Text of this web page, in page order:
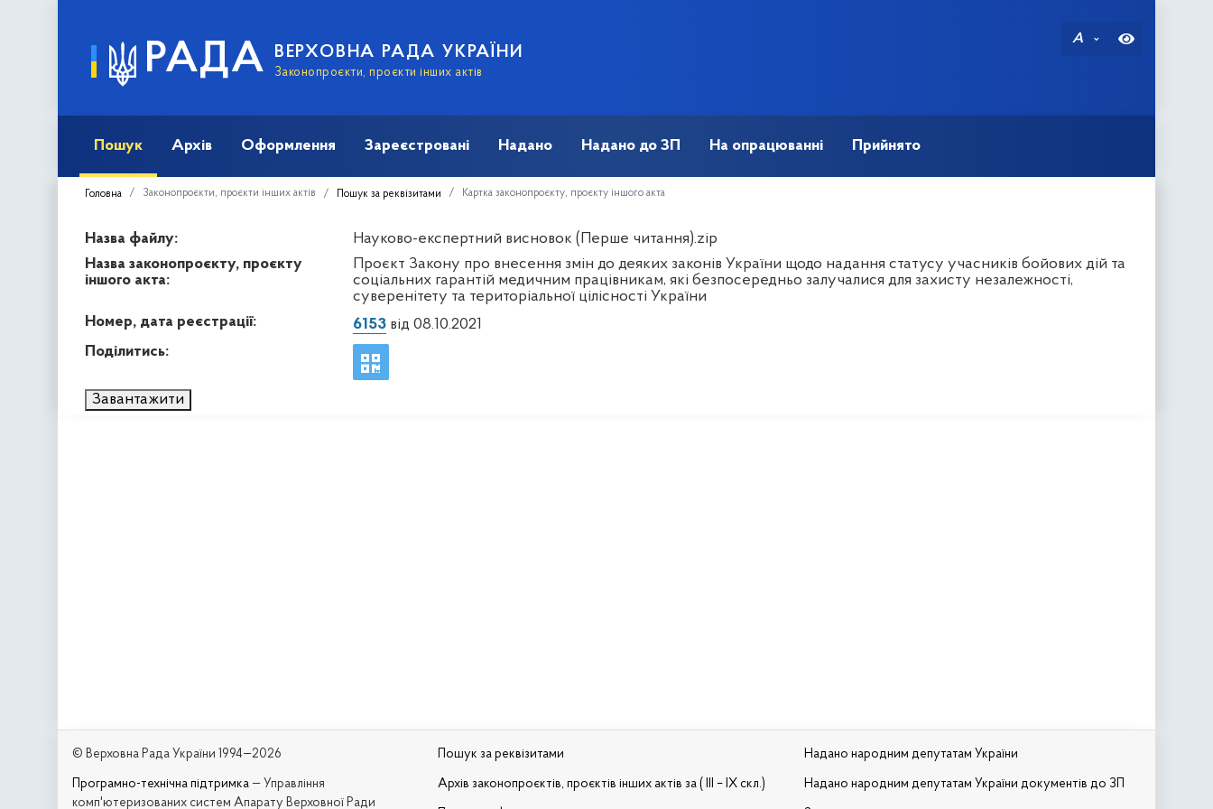
РАДА ВЕРХОВНА РАДА УКРАЇНИ
Законопроєкти, проєкти інших актів
A
Пошук Архів Оформлення Зареєстровані Надано Надано до ЗП На опрацюванні Прийнято
Головна Законопроєкти, проєкти інших актів Пошук за реквізитами Картка законопроєкту, проєкту іншого акта
Назва файлу:
Науково-експертний висновок (Перше читання).zip
Назва законопроєкту, проєкту
іншого акта:
Проєкт Закону про внесення змін до деяких законів України щодо надання статусу учасників бойових дій та
соціальних гарантій медичним працівникам, які безпосередньо залучалися для захисту незалежності,
суверенітету та територіальної цілісності України
Номер, дата реєстрації:
6153від 08.10.2021
Поділитись:
Завантажити
© Верховна Рада України 1994—2026
Програмно-технічна підтримка — Управління
комп'ютеризованих систем Апарату Верховної Ради
Пошук за реквізитами
Архів законопроєктів, проєктів інших актів за ( III – IX скл.)
Надано народним депутатам України
Надано народним депутатам України документів до ЗП